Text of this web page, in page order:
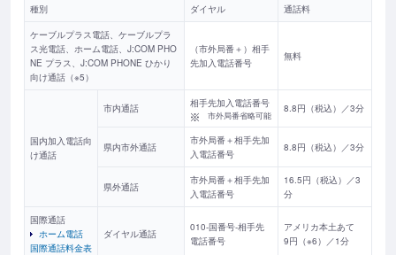
種別 ダイヤル 通話料
ケーブルプラス電話、ケーブルプラ
ス光電話、ホーム電話、J:COM PHO
NE プラス、J:COM PHONE ひかり
向け通話（※5）
（市外局番＋）相手
先加入電話番号
無料
国内加入電話向
け通話
市内通話 相手先加入電話番号
市外局番省略可能
8.8円（税込）／3分
県内市外通話
市外局番＋相手先加
入電話番号
8.8円（税込）／3分
県外通話
市外局番＋相手先加
入電話番号
16.5円（税込）／3
分
国際通話
ホーム電話
国際通話料金表
ダイヤル通話
010-国番号-相手先
電話番号
アメリカ本土あて
9円（※6）／1分